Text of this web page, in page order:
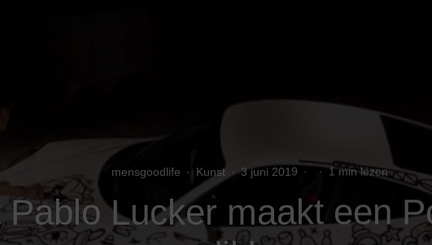
mensgoodlife · Kunst · 3 juni 2019 · · 1 min lezen
Lucker maakt een